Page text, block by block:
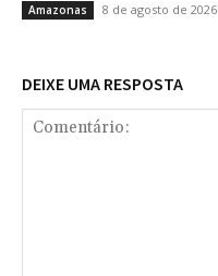
Amazonas 8 de agosto de 2026
DEIXE UMA RESPOSTA